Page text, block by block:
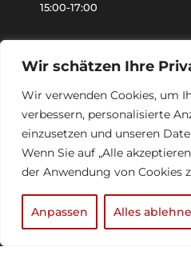
Wir schätzen Ihre
Wir verwenden Cookies, um
verbessern, personalisierte
einzusetzen und unseren
Wenn Sie auf „Alle
der Anwendung von Cookies
Anpassen Alles
15:00-17:00
Accessibilità
Segui i social del